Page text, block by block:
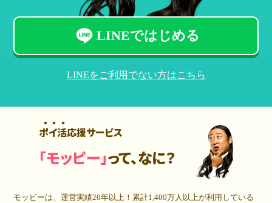
LINEではじめる
LINEをご利用でない方はこちら
ポイ活応援サービス
「モッピー」って、なに？
モッピーは、運営実績20年以上！累計1,400万人 以上が利用している